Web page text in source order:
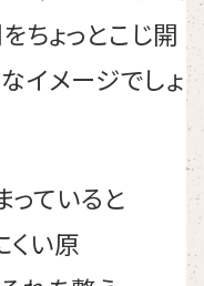
ちょっとこじ開
イメージでしょ
っていると
くい原